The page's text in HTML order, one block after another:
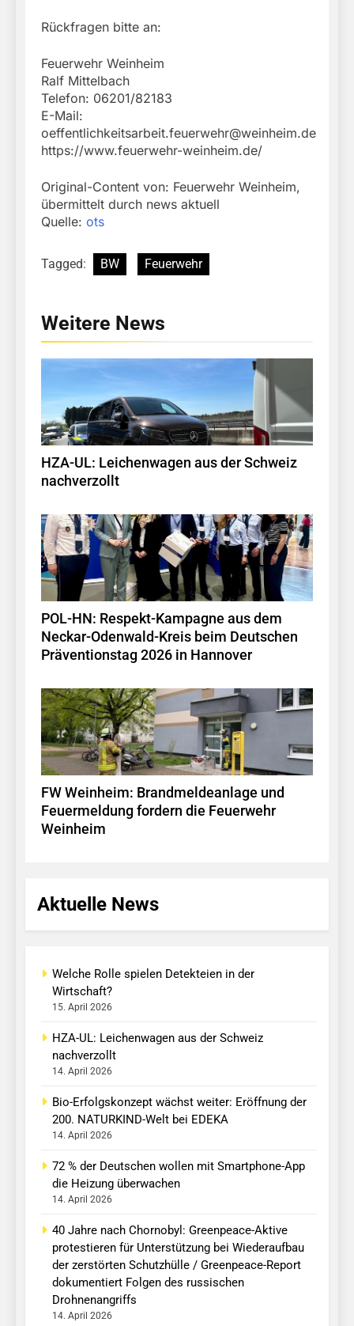
Rückfragen bitte an:
Feuerwehr Weinheim
Ralf Mittelbach
Telefon: 06201/82183
E-Mail:
oeffentlichkeitsarbeit.feuerwehr@weinheim.de
https://www.feuerwehr-weinheim.de/
Original-Content von: Feuerwehr Weinheim,
übermittelt durch news aktuell
Quelle: ots
Tagged: BW Feuerwehr
Weitere News
HZA-UL: Leichenwagen aus der Schweiz
nachverzollt
POL-HN: Respekt-Kampagne aus dem
Neckar-Odenwald-Kreis beim Deutschen
Präventionstag 2026 in Hannover
FW Weinheim: Brandmeldeanlage und
Feuermeldung fordern die Feuerwehr
Weinheim
Aktuelle News
Welche Rolle spielen Detekteien in der
Wirtschaft?
15. April 2026
HZA-UL: Leichenwagen aus der Schweiz
nachverzollt
14. April 2026
Bio-Erfolgskonzept wächst weiter: Eröffnung der
200. NATURKIND-Welt bei EDEKA
14. April 2026
72 % der Deutschen wollen mit Smartphone-App
die Heizung überwachen
14. April 2026
40 Jahre nach Chornobyl: Greenpeace-Aktive
protestieren für Unterstützung bei Wiederaufbau
der zerstörten Schutzhülle / Greenpeace-Report
dokumentiert Folgen des russischen
Drohnenangriffs
14. April 2026